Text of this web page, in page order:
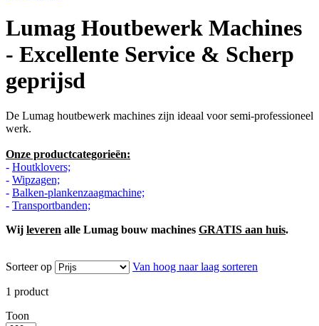
Lumag Houtbewerk Machines
- Excellente Service & Scherp
geprijsd
De Lumag houtbewerk machines zijn ideaal voor semi-professioneel
werk.
Onze productcategorieën:
- Houtklovers;
- Wipzagen;
- Balken-plankenzaagmachine;
- Transportbanden;
Wij leveren alle Lumag bouw machines GRATIS aan huis.
Sorteer op Van hoog naar laag sorteren
1 product
Toon